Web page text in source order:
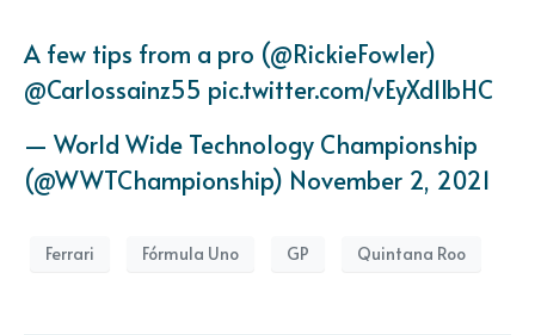
A few tips from a pro (@RickieFowler)
@Carlossainz55 pic.twitter.com/vEyXd1IbHC
— World Wide Technology Championship
(@WWTChampionship) November 2, 2021
Ferrari Fórmula Uno GP Quintana Roo